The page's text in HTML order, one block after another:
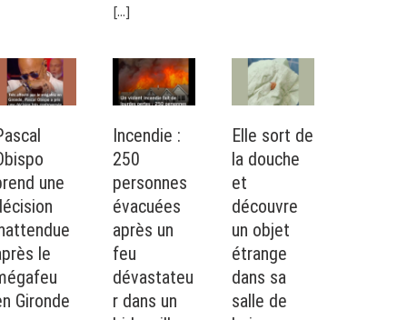
[...]
une
le
Gironde
Incendie :
250
personnes
évacuées
après un
feu
dévastateu
r dans un
Elle sort de
la douche
et
découvre
un objet
étrange
dans sa
salle de